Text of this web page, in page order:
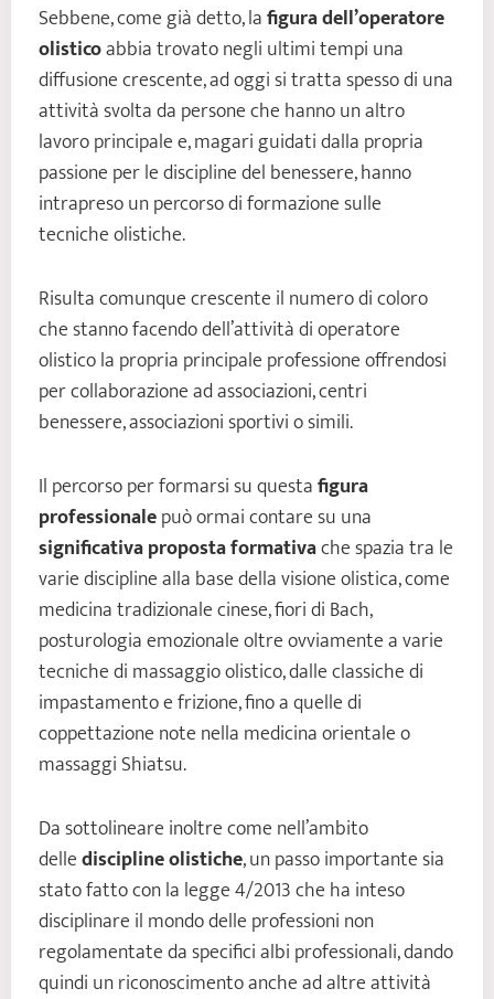
Sebbene, come già detto, lafigura dell’operatore
olisticoabbia trovato negli ultimi tempi una
diffusione crescente, ad oggi si tratta spesso di una
attività svolta da persone che hanno un altro
lavoro principale e, magari guidati dalla propria
passione per le discipline del benessere, hanno
intrapreso un percorso di formazione sulle
tecniche olistiche.
Risulta comunque crescente il numero di coloro
che stanno facendo dell’attività di operatore
olistico la propria principale professione offrendosi
per collaborazione ad associazioni, centri
benessere, associazioni sportivi o simili.
Il percorso per formarsi su questafigura
professionalepuò ormai contare su una
significativa proposta formativache spazia tra le
varie discipline alla base della visione olistica, come
medicina tradizionale cinese, fiori di Bach,
posturologia emozionale oltre ovviamente a varie
tecniche di massaggio olistico, dalle classiche di
impastamento e frizione, fino a quelle di
coppettazione note nella medicina orientale o
massaggi Shiatsu.
Da sottolineare inoltre come nell’ambito
dellediscipline olistiche, un passo importante sia
stato fatto con la legge 4/2013 che ha inteso
disciplinare il mondo delle professioni non
regolamentate da specifici albi professionali, dando
quindi un riconoscimento anche ad altre attività